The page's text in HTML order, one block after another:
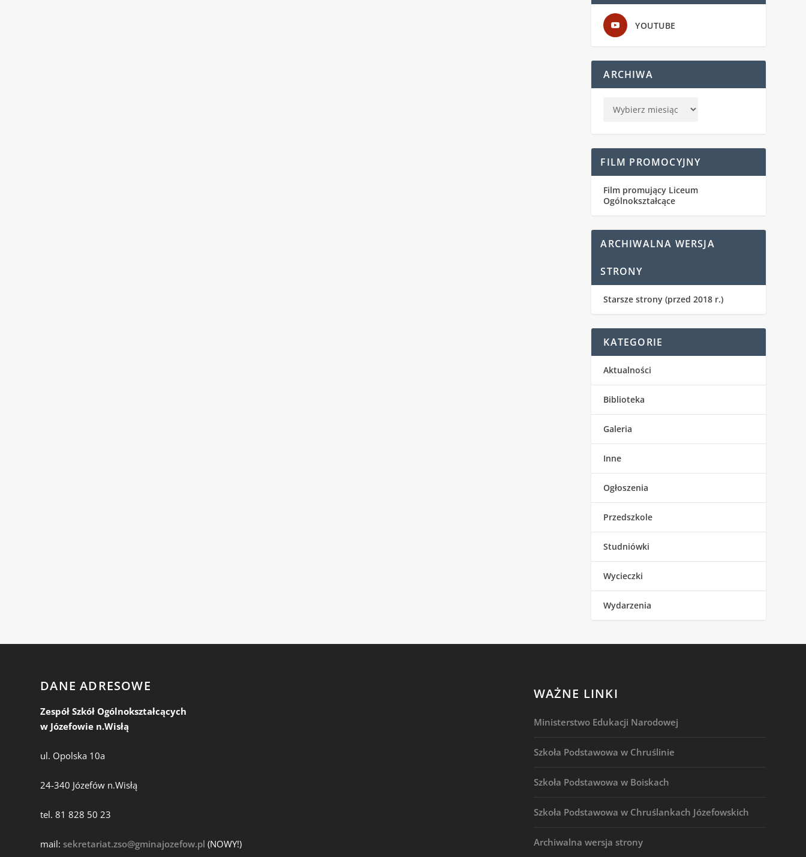
YOUTUBE
ARCHIWA
FILM PROMOCYJNY
Film promujący Liceum
Ogólnokształcące
ARCHIWALNA WERSJA
STRONY
Starsze strony (przed 2018 r.)
KATEGORIE
Aktualności
Biblioteka
Galeria
Inne
Ogłoszenia
Przedszkole
Studniówki
Wycieczki
Wydarzenia
DANE ADRESOWE
Zespół Szkół Ogólnokształcących
w Józefowie n.Wisłą
ul. Opolska 10a
24-340 Józefów n.Wisłą
tel. 81 828 50 23
mail:sekretariat.zso@gminajozefow.pl (NOWY!)
WAŻNE LINKI
Ministerstwo Edukacji Narodowej
Szkoła Podstawowa w Chruślinie
Szkoła Podstawowa w Boiskach
Szkoła Podstawowa w Chruślankach Józefowskich
Archiwalna wersja strony